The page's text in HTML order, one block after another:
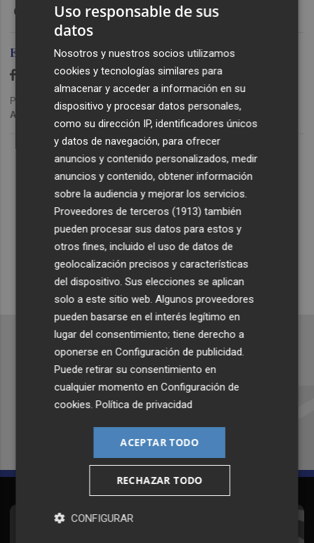
Lo Más Escuchado
Suscríbete al canal de
Whatsapp
Siempre al día de las últimas noticias
¡Quiero suscribirme!
Messenger
Ediciones Plaza
Publicado: 23/03/2020 ·
Actualizado: 29/01/2024 · 11:17
Recibe toda la actualidad de
Plaza Podcast en tu correo
Uso responsable de sus
datos
Nosotros y nuestros socios utilizamos
cookies y tecnologías similares para
almacenar y acceder a información en su
dispositivo y procesar datos personales,
como su dirección IP, identificadores únicos
y datos de navegación, para ofrecer
anuncios y contenido personalizados, medir
anuncios y contenido, obtener información
sobre la audiencia y mejorar los servicios.
Proveedores de terceros (1913) también
pueden procesar sus datos para estos y
otros fines, incluido el uso de datos de
geolocalización precisos y características
del dispositivo. Sus elecciones se aplican
solo a este sitio web. Algunos proveedores
pueden basarse en el interés legítimo en
lugar del consentimiento; tiene derecho a
oponerse enConfiguración de publicidad
Puede retirar su consentimiento en
cualquier momento enConfiguración de
cookies .Política de privacidad
ACEPTAR TODO
RECHAZAR TODO
CONFIGURAR